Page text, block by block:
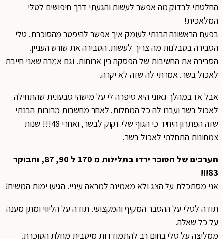
החלטתי לבדוק מה אפשר לעשות והגעתי דרך חיפושים לטלי
המלאכית!
בפעם הראשונה הבנתי לעומק איך אפשר להיפטר מהסוכרת. טלי
הסבירה בסבלנות מה צריך לעשות. הסבירה את שורש העניין.
הסבירה את החשיבות של הפסקה בין ארוחות. וגם אמרה שאני חייבת
לאכול בשר. אמרתי לה שזה לא יקרה.
אבל אז במהלך גאוני היא סיפרה לי על מישהי טבעונית שהתחילה
לאכול בשר ועברו לה כל המחלות. לאחר מחשבות מרובות הבנתי
שזה הפתרון היחיד כי הגוף שלי זקוק לבשר, ואחרי 48!!! שנות
צמחונות התחלתי לאכול בשר.
הערכים של הסוכר ירדו בתלילות מ 170 ל 90, 87, והבוקר
83!!!
אני מסתכלת על הצג ולא מאמינה למראה עיניי. הגיעו ימות המשיח!
תודה לטלי על ההסבר המקיף והמקצועי. תודה על הליווי ומתן מענה
על כל שאלה.
ממליצה על טלי בחום רב להתמודדות מיטבית מחלת הסוכרת.